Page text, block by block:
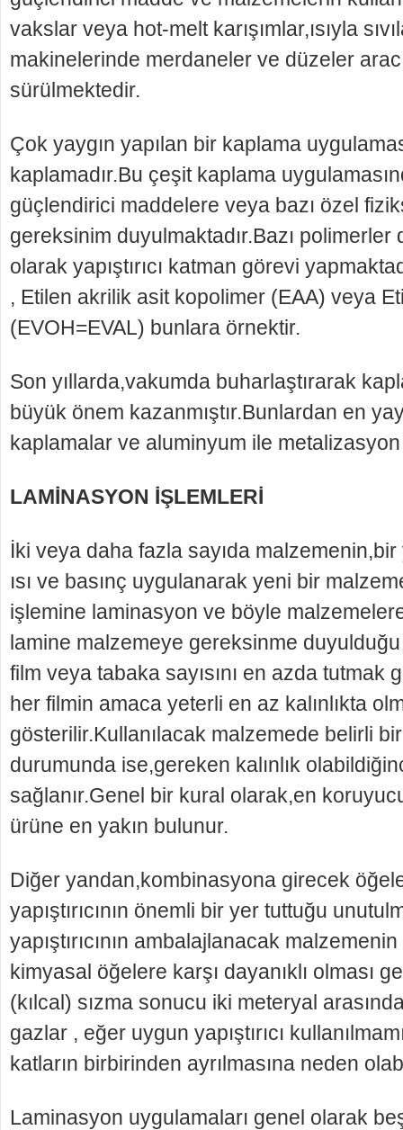
vakslar veya hot-melt karışımlar,ısıyla
makinelerinde merdaneler ve düzeler
sürülmektedir.
Çok yaygın yapılan bir kaplama
kaplamadır.Bu çeşit kaplama
güçlendirici maddelere veya bazı özel
gereksinim duyulmaktadır.Bazı
olarak yapıştırıcı katman görevi
, Etilen akrilik asit kopolimer (EAA) veya
(EVOH=EVAL) bunlara örnektir.
Son yıllarda,vakumda buharlaştırarak
büyük önem kazanmıştır.Bunlardan en
kaplamalar ve aluminyum ile metalizasyon
LAMİNASYON İŞLEMLERİ
İki veya daha fazla sayıda malzemenin,bir
ısı ve basınç uygulanarak yeni bir
işlemine laminasyon ve böyle
lamine malzemeye gereksinme
film veya tabaka sayısını en azda tutmak
her filmin amaca yeterli en az kalınlıkta
gösterilir.Kullanılacak malzemede belirli bir
durumunda ise,gereken kalınlık
sağlanır.Genel bir kural olarak,en
ürüne en yakın bulunur.
Diğer yandan,kombinasyona girecek
yapıştırıcının önemli bir yer tuttuğu
yapıştırıcının ambalajlanacak
kimyasal öğelere karşı dayanıklı olması
(kılcal) sızma sonucu iki meteryal
gazlar , eğer uygun yapıştırıcı
katların birbirinden ayrılmasına neden
Laminasyon uygulamaları genel olarak